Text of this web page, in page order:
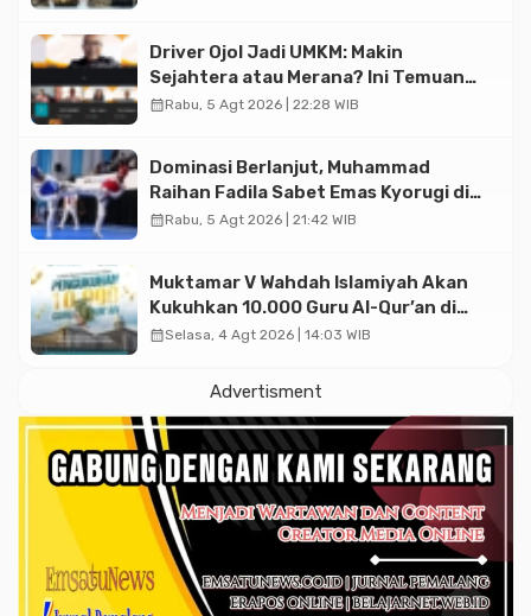
Driver Ojol Jadi UMKM: Makin
Sejahtera atau Merana? Ini Temuan
Diskusi Paramadina
calendar_monthRabu, 5 Agt 2026 | 22:28 WIB
Dominasi Berlanjut, Muhammad
Raihan Fadila Sabet Emas Kyorugi di
Asian Taekwondo Indonesia Open
calendar_monthRabu, 5 Agt 2026 | 21:42 WIB
Muktamar V Wahdah Islamiyah Akan
Kukuhkan 10.000 Guru Al-Qur’an di
Masjid Istiqlal
calendar_monthSelasa, 4 Agt 2026 | 14:03 WIB
Advertisment